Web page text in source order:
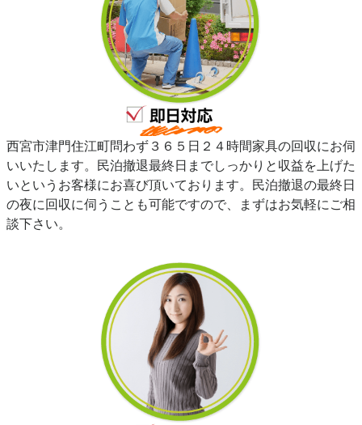
西宮市津門住江町問わず３６５日２４時間家具の回収にお伺
いいたします。民泊撤退最終日までしっかりと収益を上げた
いというお客様にお喜び頂いております。民泊撤退の最終日
の夜に回収に伺うことも可能ですので、まずはお気軽にご相
談下さい。